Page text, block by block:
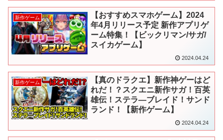
新作ゲーム
【おすすめスマホゲーム】2024
年4月リリース予定 新作アプリゲ
ーム特集！【ビックリマン/サガ/
スイカゲーム】
2024.04.24
新作ゲーム
【真のドラクエ】新作神ゲーはど
れだ！？スクエニ新作サガ！百英
雄伝！ステラ―ブレイド！サンド
ランド！【新作ゲーム】
2024.04.24